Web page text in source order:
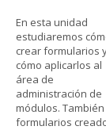
En esta unidad
estudiaremos
crear formularios
cómo aplicarlos al
área de
administración de
módulos.
formularios